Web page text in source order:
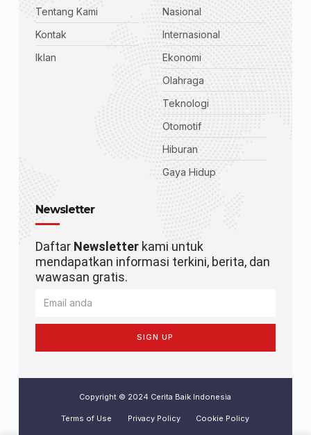
Tentang Kami
Kontak
Iklan
Nasional
Internasional
Ekonomi
Olahraga
Teknologi
Otomotif
Hiburan
Gaya Hidup
Newsletter
Daftar Newsletterkami untuk
mendapatkan informasi terkini, berita, dan
wawasan gratis.
SIGN UP
Copyright © 2024 Cerita Baik Indonesia
Terms of Use Privacy Policy Cookie Policy